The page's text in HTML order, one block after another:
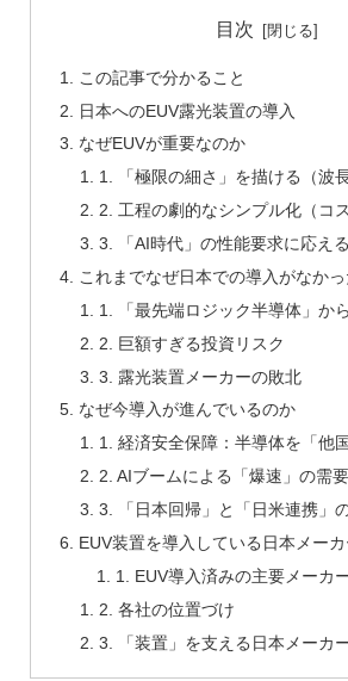
目次
この記事で分かること
日本へのEUV露光装置の導入
なぜEUVが重要なのか
1. 「極限の細さ」を描ける（波
2. 工程の劇的なシンプル化（コ
3. 「AI時代」の性能要求に応え
これまでなぜ日本での導入がなか
1. 「最先端ロジック半導体」か
2. 巨額すぎる投資リスク
3. 露光装置メーカーの敗北
なぜ今導入が進んでいるのか
1. 経済安全保障：半導体を「他
2. AIブームによる「爆速」の需要
3. 「日本回帰」と「日米連携」
EUV装置を導入している日本メー
1. EUV導入済みの主要メーカ
2. 各社の位置づけ
3. 「装置」を支える日本メーカ